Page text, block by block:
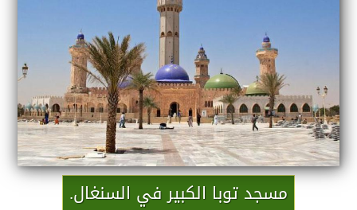
مسجد توبا الكبير في السنغال.